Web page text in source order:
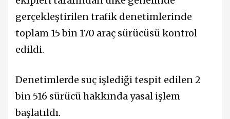
gerçekleştirilen trafik denetimlerinde
toplam 15 bin 170 araç sürücüsü kontrol
edildi.
Denetimlerde suç işlediği tespit edilen 2
bin 516 sürücü hakkında yasal işlem
başlatıldı.